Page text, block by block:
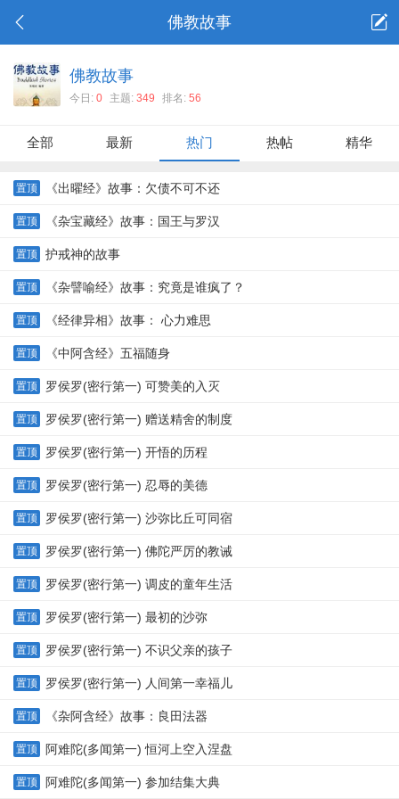
佛教故事
佛教故事
今日: 0 主题: 349 排名: 56
全部 最新 热门 热帖 精华
置顶 《出曜经》故事：欠债不可不还
置顶 《杂宝藏经》故事：国王与罗汉
置顶 护戒神的故事
置顶 《杂譬喻经》故事：究竟是谁疯了？
置顶 《经律异相》故事： 心力难思
置顶 《中阿含经》五福随身
置顶 罗侯罗(密行第一) 可赞美的入灭
置顶 罗侯罗(密行第一) 赠送精舍的制度
置顶 罗侯罗(密行第一) 开悟的历程
置顶 罗侯罗(密行第一) 忍辱的美德
置顶 罗侯罗(密行第一) 沙弥比丘可同宿
置顶 罗侯罗(密行第一) 佛陀严厉的教诫
置顶 罗侯罗(密行第一) 调皮的童年生活
置顶 罗侯罗(密行第一) 最初的沙弥
置顶 罗侯罗(密行第一) 不识父亲的孩子
置顶 罗侯罗(密行第一) 人间第一幸福儿
置顶 《杂阿含经》故事：良田法器
置顶 阿难陀(多闻第一) 恒河上空入涅盘
置顶 阿难陀(多闻第一) 参加结集大典